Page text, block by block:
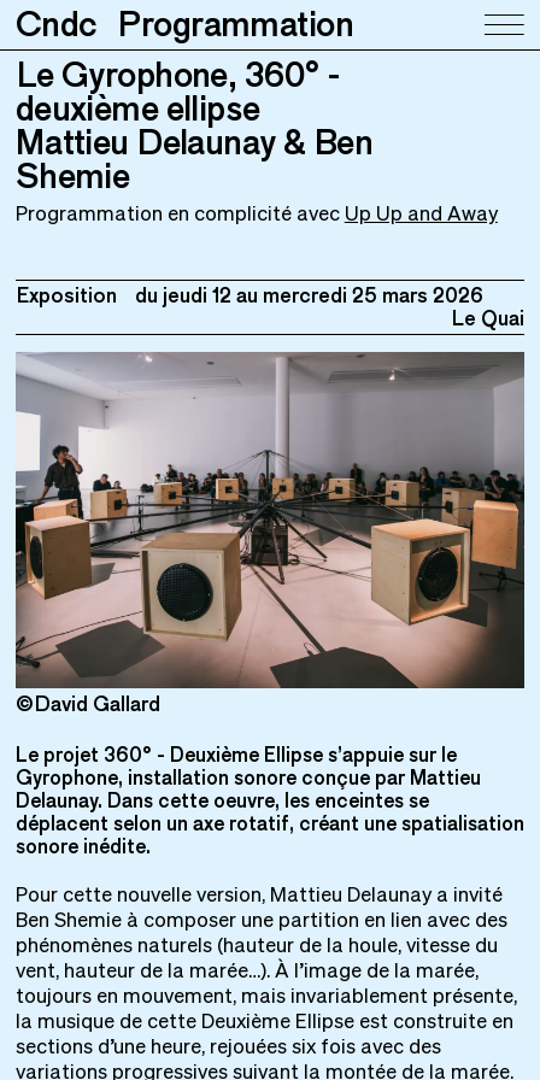
Cndc Programmation
Le Gyrophone, 360° - deuxième ellipse
Mattieu Delaunay & Ben Shemie
Le Gyrophone, 360° -
deuxième ellipse
Mattieu Delaunay & Ben
Shemie
Programmation en complicité avec Up Up and Away
Exposition du jeudi 12 au mercredi 25 mars 2026
Le Quai
©David Gallard
Le projet 360° - Deuxième Ellipse s’appuie sur le
Gyrophone, installation sonore conçue par Mattieu
Delaunay. Dans cette oeuvre, les enceintes se
déplacent selon un axe rotatif, créant une spatialisation
sonore inédite.
Pour cette nouvelle version, Mattieu Delaunay a invité
Ben Shemie à composer une partition en lien avec des
phénomènes naturels (hauteur de la houle, vitesse du
vent, hauteur de la marée…). À l’image de la marée,
toujours en mouvement, mais invariablement présente,
la musique de cette Deuxième Ellipse est construite en
sections d’une heure, rejouées six fois avec des
variations progressives suivant la montée de la marée.